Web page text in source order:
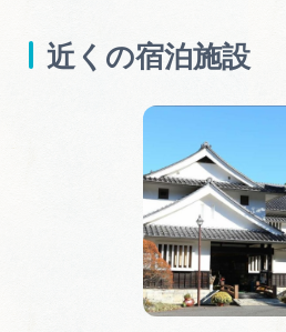
近くの宿泊施設